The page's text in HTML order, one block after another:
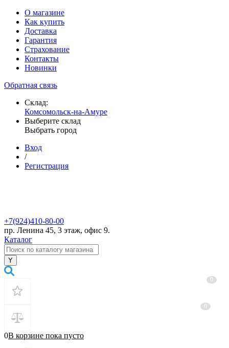
О магазине
Как купить
Доставка
Гарантия
Страхование
Контакты
Новинки
Обратная связь
Склад:
Комсомольск-на-Амуре
Выберите склад
Выбрать город
Вход
/
Регистрация
+7(924)410-80-00
пр. Ленина 45, 3 этаж, офис 9.
Каталог
0В корзине пока пусто